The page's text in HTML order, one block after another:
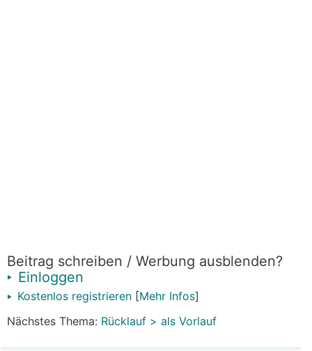
Beitrag schreiben / Werbung ausblenden?
Einloggen
Kostenlos registrieren [Mehr Infos]
Nächstes Thema: Rücklauf > als Vorlauf